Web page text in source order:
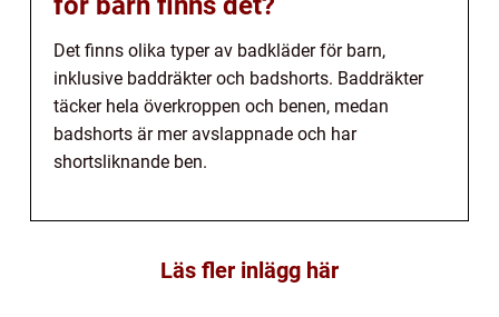
Det finns olika typer av badkläder för barn,
inklusive baddräkter och badshorts. Baddräkter
täcker hela överkroppen och benen, medan
badshorts är mer avslappnade och har
shortsliknande ben.
Läs fler inlägg här